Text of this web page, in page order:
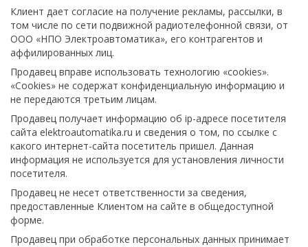
Клиент дает согласие на получение рекламы, рассылки, в
том числе по сети подвижной радиотелефонной связи, от
ООО «НПО Электроавтоматика», его контрагентов и
аффилированных лиц.
Продавец вправе использовать технологию «cookies».
«Cookies» не содержат конфиденциальную информацию и
не передаются третьим лицам.
Продавец получает информацию об ip-адресе посетителя
сайта elektroautomatika.ru и сведения о том, по ссылке с
какого интернет-сайта посетитель пришел. Данная
информация не используется для установления личности
посетителя.
Продавец не несет ответственности за сведения,
предоставленные Клиентом на сайте в общедоступной
форме.
Продавец при обработке персональных данных принимает